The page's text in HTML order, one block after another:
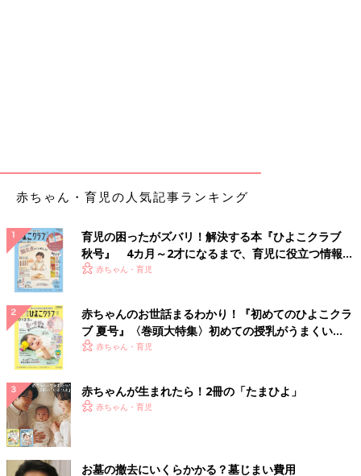
赤ちゃん・育児の人気記事ランキング
育児の困ったがズバリ！解決する本『ひよこクラブ
秋号』 4カ月～2才になるまで、育児に役立つ情報が
いっぱい！
赤ちゃん・育児
赤ちゃんのお世話まるわかり！『初めてのひよこクラ
ブ 夏号』〈巻頭大特集〉初めての授乳がうまくい
く！ おっぱい・ミルクの基本と夏のトラブル 解決テ
赤ちゃん・育児
赤ちゃんが生まれたら！2冊の「たまひよ」
赤ちゃん・育児
お墓の撤去にいくらかかる？墓じまい費用